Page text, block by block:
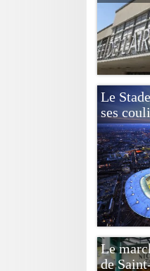
Le
ses
Le
de